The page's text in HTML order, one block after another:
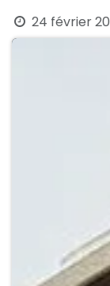
24 février